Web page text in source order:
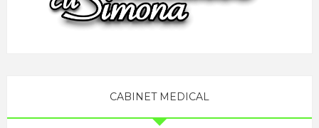
CABINET MEDICAL